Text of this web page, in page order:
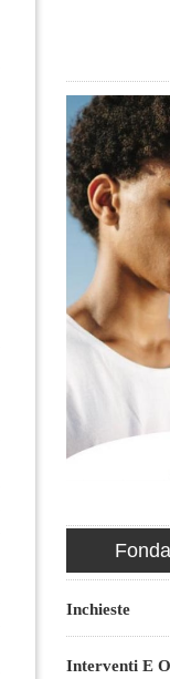
Inchieste
Interventi E